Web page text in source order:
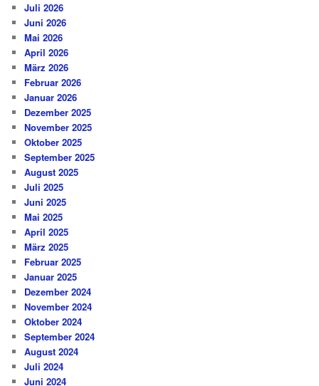
Juli 2026
Juni 2026
Mai 2026
April 2026
März 2026
Februar 2026
Januar 2026
Dezember 2025
November 2025
Oktober 2025
September 2025
August 2025
Juli 2025
Juni 2025
Mai 2025
April 2025
März 2025
Februar 2025
Januar 2025
Dezember 2024
November 2024
Oktober 2024
September 2024
August 2024
Juli 2024
Juni 2024